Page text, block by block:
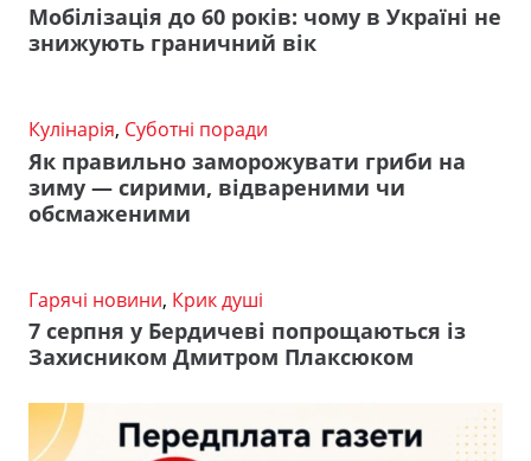
Мобілізація до 60 років: чому в Україні не
знижують граничний вік
Кулінарія, Суботні поради
Як правильно заморожувати гриби на
зиму — сирими, відвареними чи
обсмаженими
Гарячі новини, Крик душі
7 серпня у Бердичеві попрощаються із
Захисником Дмитром Плаксюком